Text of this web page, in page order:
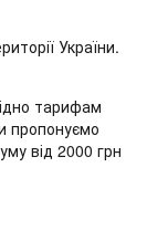
України.
тарифам
пропонуємо
від 2000 грн